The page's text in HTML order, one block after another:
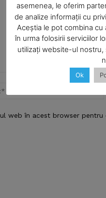
NOW
web în acest browser
asemenea, le oferim
de analize informații cu
Aceștia le pot combina
în urma folosirii serviciilor
utilizați website-ul
Ok